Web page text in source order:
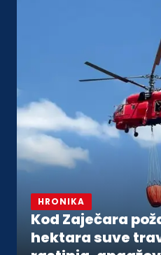
HRONIKA
Kod Zaječara
hektara suve